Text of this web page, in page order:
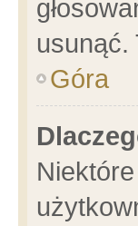
usunąć.
Góra